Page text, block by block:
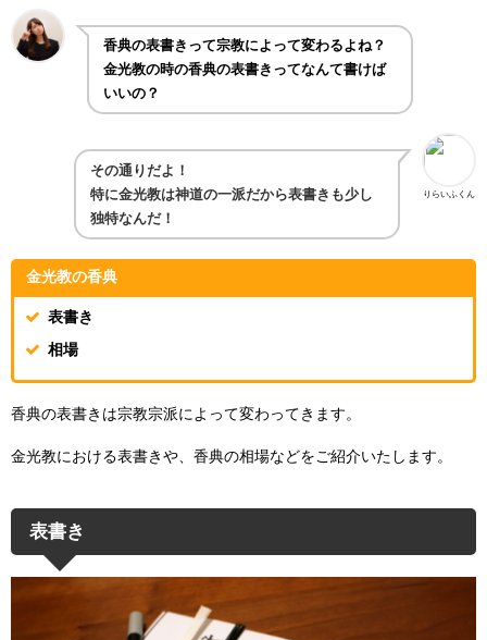
香典の表書きって宗教によって変わるよね？
金光教の時の香典の表書きってなんて書けば
いいの？
りらいふくん
その通りだよ！
特に金光教は神道の一派だから表書きも少し
独特なんだ！
金光教の香典
表書き
相場
香典の表書きは宗教宗派によって変わってきます。
金光教における表書きや、香典の相場などをご紹介いたします。
表書き